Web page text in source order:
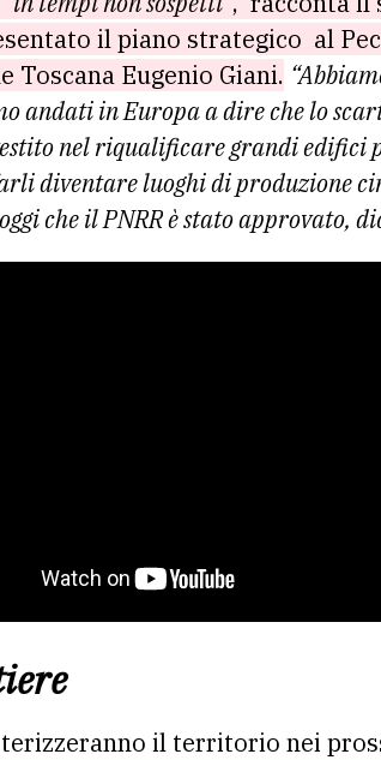
il piano strategico al
Toscana Eugenio Giani.
andati in Europa a dire che lo
nel riqualificare grandi
diventare luoghi di produzione
che il PNRR è stato approvato,
il territorio nei